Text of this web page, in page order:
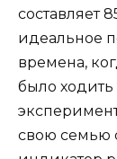
составляет
идеальное
времена,
было
свою семью